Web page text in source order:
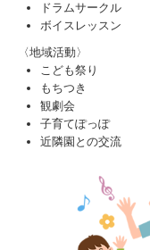
ドラムサークル
ボイスレッスン
〈地域活動〉
こども祭り
もちつき
観劇会
子育てぽっぽ
近隣園との交流